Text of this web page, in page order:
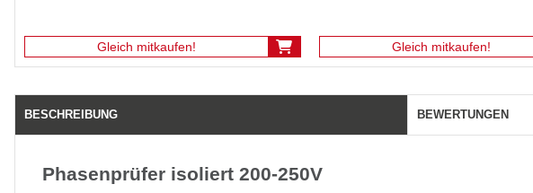
Gleich mitkaufen! Gleich mitkaufen!
BESCHREIBUNG BEWERTUNGEN
Phasenprüfer isoliert 200-250V